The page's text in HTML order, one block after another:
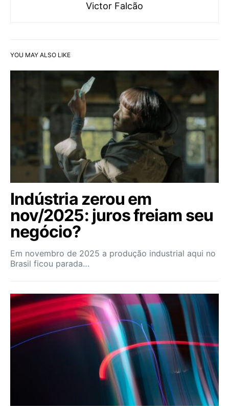
Victor Falcão
YOU MAY ALSO LIKE
Indústria zerou em
nov/2025: juros freiam seu
negócio?
Em novembro de 2025 a produção industrial aqui no
Brasil ficou parada…